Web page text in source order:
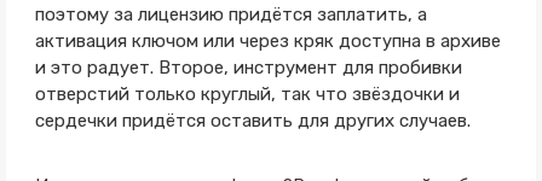
поэтому за лицензию придётся заплатить, а
активация ключом или через кряк доступна в архиве
и это радует. Второе, инструмент для пробивки
отверстий только круглый, так что звёздочки и
сердечки придётся оставить для других случаев.